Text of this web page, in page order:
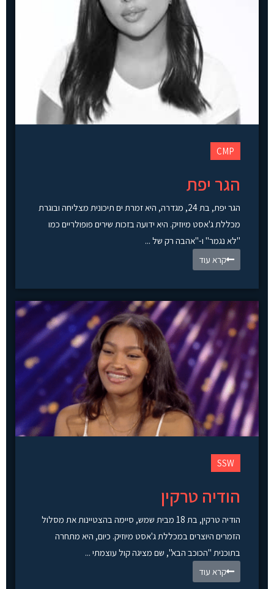
CMP
הגר יפת
הגר יפת, בת 24, מגדרה, היא זמרת ים תיכונית מצליחה ובוגרת
מכללת ג'אסט מיוזיק. היא ידועה בזכות שירים פופולריים כמו
"לא נגמר" ו-"אהבה רק של ...
קרא עוד
SSW
הודיה טרקין
הודיה טרקין, בת 18 מבית שמש, סיימה בהצטיינות את מסלול
הזמרים היוצרים במכללת ג'אסט מיוזיק. כיום, היא מתחרה
בתוכנית "הכוכב הבא", שם מציגה קול עוצמתי ...
קרא עוד